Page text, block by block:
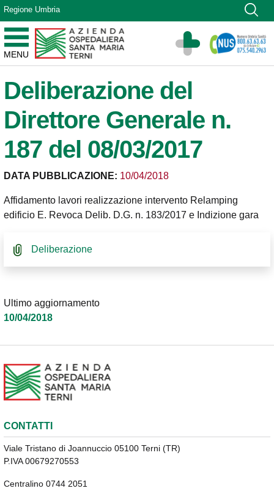
Vai ai contenuti
Vai al menu di navigazione
Vai al footer
Regione Umbria
MENU
Azienda Ospedaliera Santa Maria di Terni
Sito Istituzionale
Deliberazione del
Direttore Generale n.
187 del 08/03/2017
DATA PUBBLICAZIONE: 10/04/2018
Affidamento lavori realizzazione intervento Relamping
edificio E. Revoca Delib. D.G. n. 183/2017 e Indizione gara
Deliberazione
Ultimo aggiornamento
10/04/2018
CONTATTI
Viale Tristano di Joannuccio 05100 Terni (TR)
P.IVA 00679270553
Centralino 0744 2051